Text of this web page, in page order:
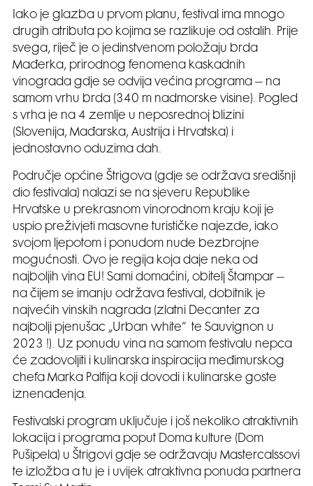
Iako je glazba u prvom planu, festival ima mnogo
drugih atributa po kojima se razlikuje od ostalih. Prije
svega, riječ je o jedinstvenom položaju brda
Mađerka, prirodnog fenomena kaskadnih
vinograda gdje se odvija većina programa – na
samom vrhu brda (340 m nadmorske visine). Pogled
s vrha je na 4 zemlje u neposrednoj blizini
(Slovenija, Mađarska, Austrija i Hrvatska) i
jednostavno oduzima dah.
Područje općine Štrigova (gdje se održava središnji
dio festivala) nalazi se na sjeveru Republike
Hrvatske u prekrasnom vinorodnom kraju koji je
uspio preživjeti masovne turističke najezde, iako
svojom ljepotom i ponudom nude bezbrojne
mogućnosti. Ovo je regija koja daje neka od
najboljih vina EU! Sami domaćini, obitelj Štampar –
na čijem se imanju održava festival, dobitnik je
najvećih vinskih nagrada (zlatni Decanter za
najbolji pjenušac „Urban white“ te Sauvignon u
2023 !). Uz ponudu vina na samom festivalu nepca
će zadovoljiti i kulinarska inspiracija međimurskog
chefa Marka Palfija koji dovodi i kulinarske goste
iznenađenja.
Festivalski program uključuje i još nekoliko atraktivnih
lokacija i programa poput Doma kulture (Dom
Pušipela) u Štrigovi gdje se održavaju Mastercalssovi
te izložba a tu je i uvijek atraktivna ponuda partnera